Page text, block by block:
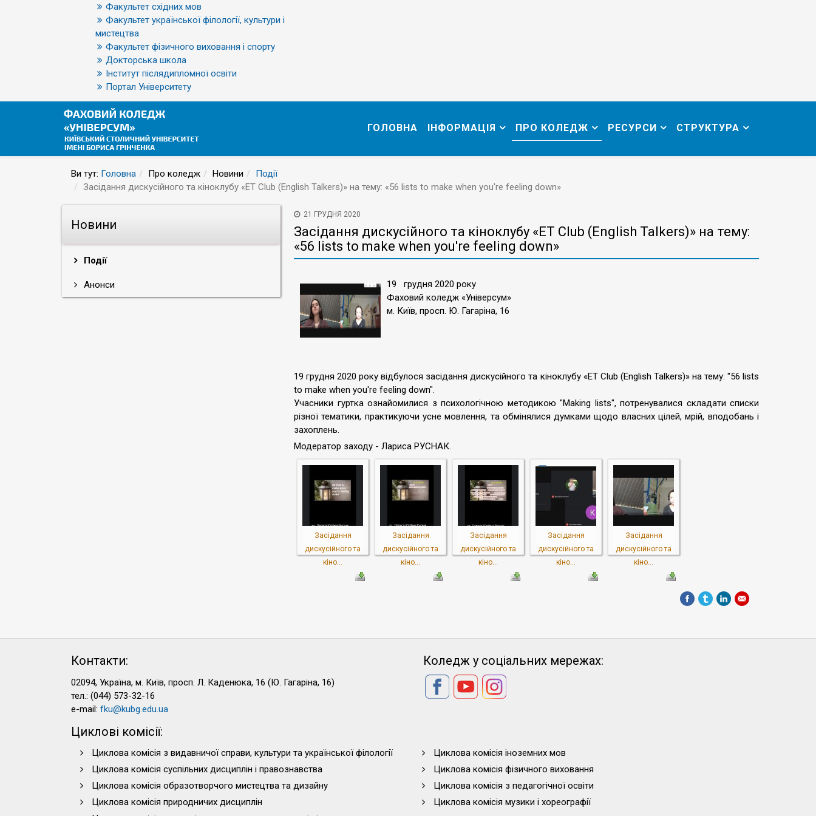
Факультет східних мов
Факультет української філології, культури і
мистецтва
Факультет фізичного виховання і спорту
Докторська школа
Інститут післядипломної освіти
Портал Університету
ГОЛОВНА ІНФОРМАЦІЯ ПРО КОЛЕДЖ РЕСУРСИ СТРУКТУРА
Ви тут: Головна Про коледж Новини
Події
Засідання дискусійного та кіноклубу «ET Club (English Talkers)» на тему: «56 lists to make when you're feeling down»
Новини
Події
Анонси
21 ГРУДНЯ 2020
Засідання дискусійного та кіноклубу «ET Club (English Talkers)» на тему:
«56 lists to make when you're feeling down»
19 грудня 2020 року
Фаховий коледж «Універсум»
м. Київ, просп. Ю. Гагаріна, 16
19 грудня 2020 року відбулося засідання дискусійного та кіноклубу «ET Club (English Talkers)» на тему: "56 lists
to make when you're feeling down".
Учасники гуртка ознайомилися з психологічною методикою "Making lists", потренувалися складати списки
різної тематики, практикуючи усне мовлення, та обмінялися думками щодо власних цілей, мрій, вподобань і
захоплень.
Модератор заходу - Лариса РУСНАК.
Засідання
дискусійного та
кіно...
Засідання
дискусійного та
кіно...
Засідання
дискусійного та
кіно...
Засідання
дискусійного та
кіно...
Засідання
дискусійного та
кіно...
Контакти:
02094, Україна, м. Київ, просп. Л. Каденюка, 16 (Ю. Гагаріна, 16)
тел.: (044) 573-32-16
e-mail: fku@kubg.edu.ua
Коледж у соціальних мережах:
Циклові комісії:
Циклова комісія з видавничої справи, культури та української філології
Циклова комісія іноземних мов
Циклова комісія суспільних дисциплін і правознавства
Циклова комісія фізичного виховання
Циклова комісія образотворчого мистецтва та дизайну
Циклова комісія з педагогічної освіти
Циклова комісія природничих дисциплін
Циклова комісія музики і хореографії